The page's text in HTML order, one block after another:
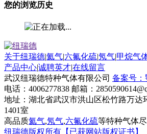
您的浏览历史
关于纽瑞德|氦气|六氟化硫|氖气|甲烷气
产品中心|诚聘英才|在线留言
武汉纽瑞德特种气体有限公司 备案号：
电话：4006277838 邮箱：
地址：湖北省武汉市洪山区松竹路万达
1401室
高品质氦气,氖气,六氟化硫等特种气体
纽瑞德版权所有【已获网站版权证书】